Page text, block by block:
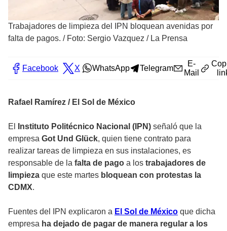
Trabajadores de limpieza del IPN bloquean avenidas por
falta de pagos. / Foto: Sergio Vazquez / La Prensa
Facebook X WhatsApp Telegram
E-
Mail
Rafael Ramírez / El Sol de México
El Instituto Politécnico Nacional (IPN) señaló que la
empresa Got Und Glück, quien tiene contrato para
realizar tareas de limpieza en sus instalaciones, es
responsable de la falta de pago a los trabajadores de
limpieza que este martes bloquean con protestas la
CDMX.
Fuentes del IPN explicaron a El Sol de México que dicha
empresa ha dejado de pagar de manera regular a los